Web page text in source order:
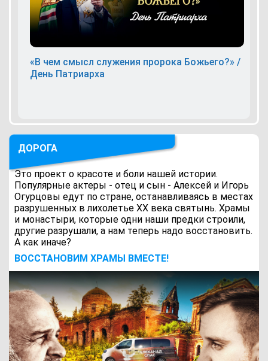
«В чем смысл служения пророка Божьего?» /
День Патриарха
ДОРОГА
Это проект о красоте и боли нашей истории.
Популярные актеры - отец и сын - Алексей и Игорь
Огурцовы едут по стране, останавливаясь в местах
разрушенных в лихолетье ХХ века святынь. Храмы
и монастыри, которые одни наши предки строили,
другие разрушали, а нам теперь надо восстановить.
А как иначе?
ВОCСТАНОВИМ ХРАМЫ ВМЕСТЕ!